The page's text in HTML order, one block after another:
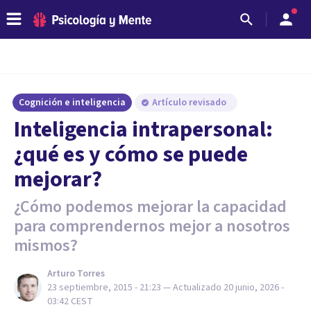
Cognición e inteligencia Artículo revisado
Inteligencia intrapersonal:
¿qué es y cómo se puede
mejorar?
¿Cómo podemos mejorar la capacidad
para comprendernos mejor a nosotros
mismos?
Arturo Torres
23 septiembre, 2015 - 21:23 — Actualizado 20 junio, 2026 -
03:42 CEST